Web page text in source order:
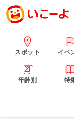
スポット イベ
年齢別 特